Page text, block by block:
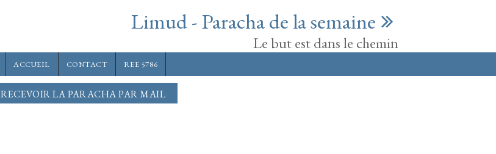
Limud - Paracha de la semaine
Le but est dans le chemin
ACCUEIL CONTACT REE 5786
RECEVOIR LA PARACHA PAR MAIL